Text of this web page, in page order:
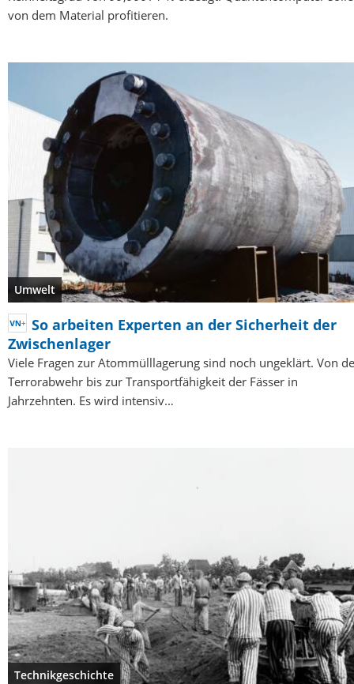
von dem Material profitieren.
Umwelt
So arbeiten Experten an der Sicherheit der
Zwischenlager
Viele Fragen zur Atommülllagerung sind noch ungeklärt. Von
Terrorabwehr bis zur Transportfähigkeit der Fässer in
Jahrzehnten. Es wird intensiv…
Technikgeschichte